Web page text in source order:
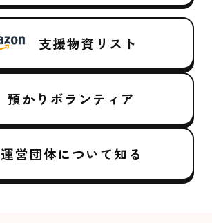
支援物資リスト
預かりボランティア
運営団体について知る